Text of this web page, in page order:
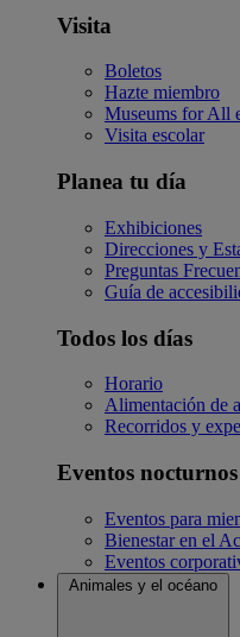
Visita
Boletos
Hazte miembro
Museums for All
Visita escolar
Planea tu día
Exhibiciones
Direcciones y
Preguntas
Guía de
Todos los días
Horario
Alimentación de
Recorridos y
Eventos nocturnos
Eventos para
Bienestar en el
Eventos
Animales y el océano